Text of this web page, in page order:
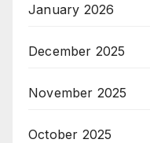
January 2026
December 2025
November 2025
October 2025